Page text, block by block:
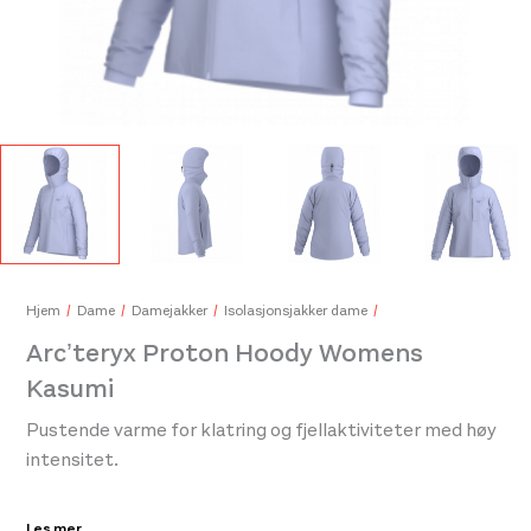
799,-
Hjem Dame Damejakker Isolasjonsjakker dame
Arc’teryx Proton Hoody Womens
Kasumi
Pustende varme for klatring og fjellaktiviteter med høy
intensitet.
Pustende og varm, Proton Hettejakke er valget for